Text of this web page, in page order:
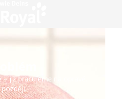
– již pracujeme na opravě.
později.